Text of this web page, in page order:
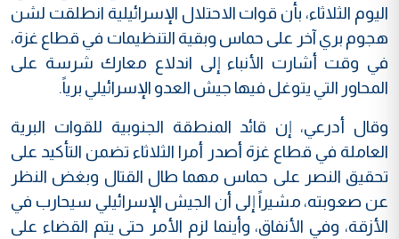
اليوم الثلاثاء، بأن قوات الاحتلال الإسرائيلية انطلقت لشن
هجوم بري آخر على حماس وبقية التنظيمات في قطاع غزة،
في وقت أشارت الأنباء إلى اندلاع معارك شرسة على
المحاور التي يتوغل فيها جيش العدو الإسرائيلي برياً.
وقال أدرعي، إن قائد المنطقة الجنوبية للقوات البرية
العاملة في قطاع غزة أصدر أمرا الثلاثاء تضمن التأكيد على
تحقيق النصر على حماس مهما طال القتال وبغض النظر
عن صعوبته، مشيراً إلى أن الجيش الإسرائيلي سيحارب في
الأزقة، وفي الأنفاق، وأينما لزم الأمر حتى يتم القضاء على